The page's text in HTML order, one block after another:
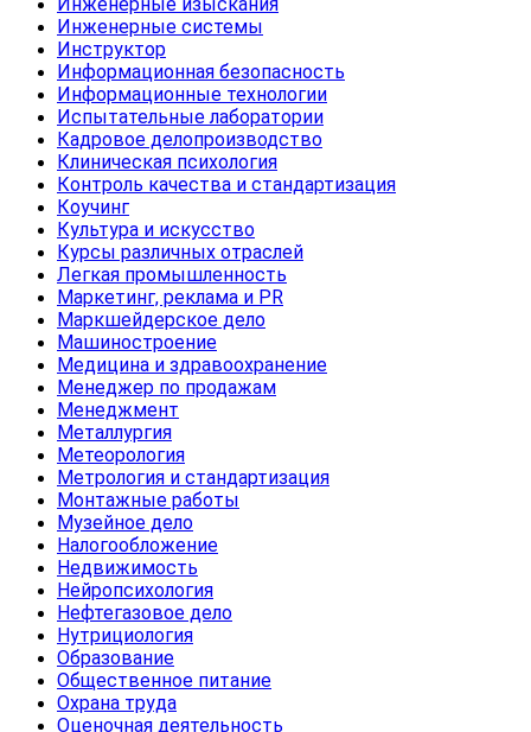
Инженерные системы
Инструктор
Информационная безопасность
Информационные технологии
Испытательные лаборатории
Кадровое делопроизводство
Клиническая психология
Контроль качества и стандартизация
Коучинг
Культура и искусство
Курсы различных отраслей
Легкая промышленность
Маркетинг, реклама и PR
Маркшейдерское дело
Машиностроение
Медицина и здравоохранение
Менеджер по продажам
Менеджмент
Металлургия
Метеорология
Метрология и стандартизация
Монтажные работы
Музейное дело
Налогообложение
Недвижимость
Нейропсихология
Нефтегазовое дело
Нутрициология
Образование
Общественное питание
Охрана труда
Оценочная деятельность